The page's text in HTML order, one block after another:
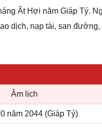
Ất Hợi năm Giáp Tý.
dịch, nạp tài, san đường,
Âm lịch
năm 2044 (Giáp Tý)